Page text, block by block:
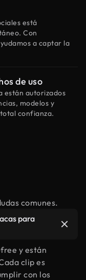
está
Con
a captar la
de uso
están autorizados
modelos y
confianza.
comunes.
para
y están
clip es
con los